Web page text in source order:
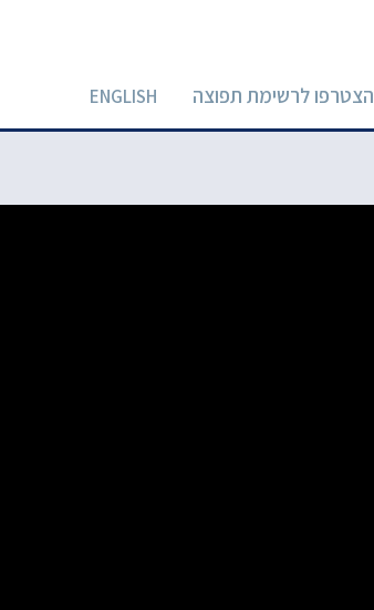
הצטרפו לרשימת תפוצה ENGLISH